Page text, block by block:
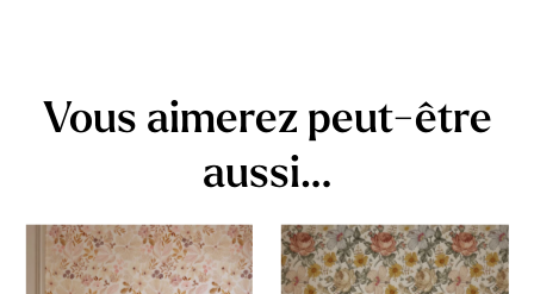
Vous aimerez peut-être
aussi…